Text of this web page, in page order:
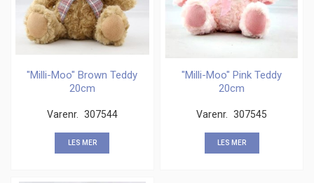
"Milli-Moo" Brown Teddy
20cm
Varenr. 307544
LES MER
"Milli-Moo" Pink Teddy
20cm
Varenr. 307545
LES MER